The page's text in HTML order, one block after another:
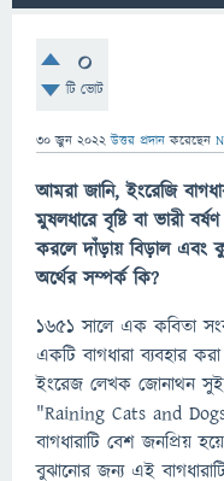
0
টি ভোট
30 জুন 2022 উত্তর প্রদান করেছেন
আমরা জানি, ইংরেজি
মুষলধারে বৃষ্টি বা ভারী
করলে দাঁড়ায় বিড়াল এবং
অর্থের সম্পর্ক কি?
১৬৫১ সালে এক কবিতা
একটি বাগধারা ব্যবহার
ইংরেজ লেখক জোনাথন
"Raining Cats and
বাগধারাটি বেশ জনপ্রিয়
বুঝানোর জন্য এই